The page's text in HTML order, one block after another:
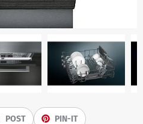
POST PIN-IT